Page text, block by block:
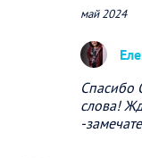
май 2024
Спасибо
слова!
-